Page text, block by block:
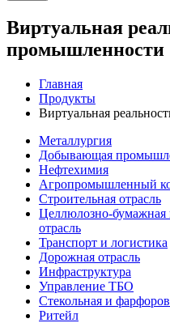
Виртуальная
промышленности
Главная
Продукты
Виртуальная
Металлургия
Добывающая
Нефтехимия
Агропромышленный
Строительная отрасль
Целлюлозно-бумажная
отрасль
Транспорт и логистика
Дорожная отрасль
Инфраструктура
Управление ТБО
Стекольная и
Ритейл